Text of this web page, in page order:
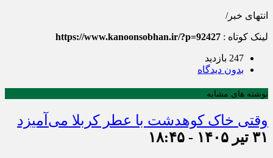
انتهای خبر/
لینک کوتاه : https://www.kanoonsobhan.ir/?p=92427
247 بازدید
بدون دیدگاه
نوشته های مشابه
وقتی خاک کوهدشت با عطر کربلا می‌آمیزد
۳۱ تیر ۱۴۰۵ - ۱۸:۴۵